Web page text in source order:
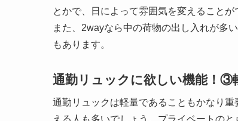
とかで、日によって雰囲気を変えることが
また、2wayなら中の荷物の出し入れが多
もあります。
通勤リュックに欲しい機能！③
通勤リュックは軽量であることもかなり
える人も多いでしょう。プライベートの